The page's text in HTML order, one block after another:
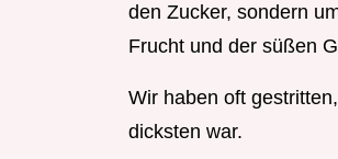
den Zucker, sondern
Frucht und der süßen
Wir haben oft
dicksten war.